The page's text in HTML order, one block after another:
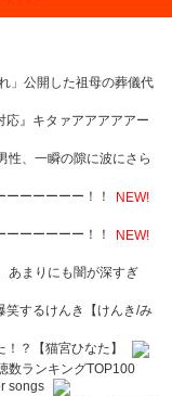
」公開した祖母の葬儀代
応』キタァアアアアアー
性、一瞬の隙に波にさら
ーーーーーー！！
NEW!
ーーーーーー！！ NEW!
あまりにも闇が深すぎ
笑するけんき【けんき/み
？【猫宮ひなた】
数ランキングTOP100
songs